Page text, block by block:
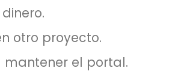
otro proyecto.
mantener el portal.